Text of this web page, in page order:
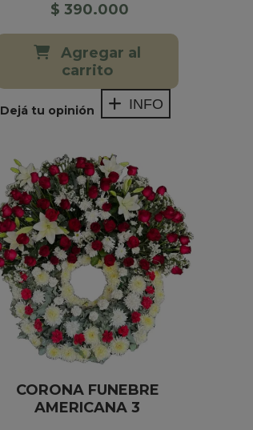
$ 390.000
Agregar al
carrito
Dejá tu opinión INFO
CORONA FUNEBRE
AMERICANA 3